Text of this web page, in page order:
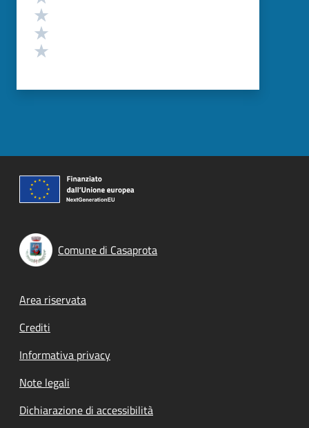
Comune di Casaprota
Footer menu
Area riservata
Crediti
Informativa privacy
Note legali
Dichiarazione di accessibilità